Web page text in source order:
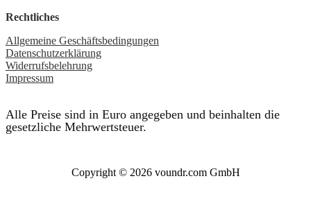
Rechtliches
Allgemeine Geschäftsbedingungen
Datenschutzerklärung
Widerrufsbelehrung
Impressum
Alle Preise sind in Euro angegeben und beinhalten die
gesetzliche Mehrwertsteuer.
Copyright © 2026 voundr.com GmbH